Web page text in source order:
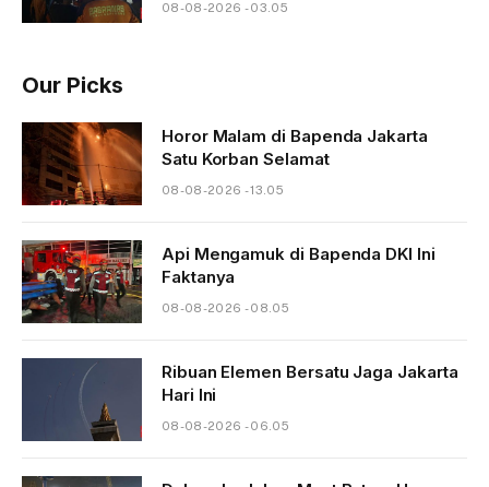
08-08-2026 - 03.05
Our Picks
Horor Malam di Bapenda Jakarta
Satu Korban Selamat
08-08-2026 - 13.05
Api Mengamuk di Bapenda DKI Ini
Faktanya
08-08-2026 - 08.05
Ribuan Elemen Bersatu Jaga Jakarta
Hari Ini
08-08-2026 - 06.05